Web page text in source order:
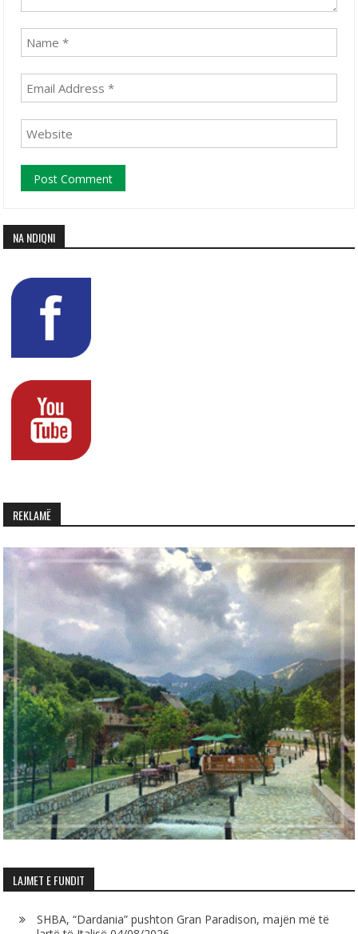
NA NDIQNI
REKLAMË
LAJMET E FUNDIT
SHBA, “Dardania” pushton Gran Paradison, majën më të